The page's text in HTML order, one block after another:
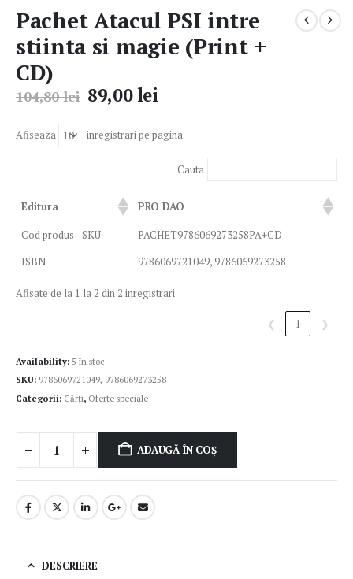
Pachet Atacul PSI intre
stiinta si magie (Print +
CD)
104,80lei 89,00lei
Afiseaza inregistrari pe pagina
Cauta:
Editura
PRO DAO
Cod produs - SKU
PACHET9786069273258PA+CD
ISBN
9786069721049, 9786069273258
Afisate de la 1 la 2 din 2 inregistrari
❮ 1 ❯
Availability: 5 în stoc
SKU: 9786069721049, 9786069273258
Categorii: Cărți, Oferte speciale
ADAUGĂ ÎN COȘ
DESCRIERE